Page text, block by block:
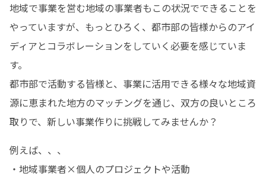
地域で事業を営む地域の事業者もこの状況でできることを
やっていますが、もっとひろく、都市部の皆様からのアイ
ディアとコラボレーションをしていく必要を感じていま
す。
都市部で活動する皆様と、事業に活用できる様々な地域資
源に恵まれた地方のマッチングを通じ、双方の良いところ
取りで、新しい事業作りに挑戦してみませんか？
例えば、、、
・地域事業者×個人のプロジェクトや活動